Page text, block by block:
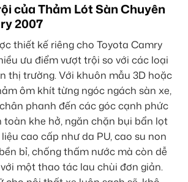
của Thảm Lót Sàn Chuyên
2007
thiết kế riêng cho Toyota Camry
ưu điểm vượt trội so với các loại
thị trường. Với khuôn mẫu 3D hoặc
ôm khít từng ngóc ngách sàn xe,
phanh đến các góc cạnh phức
toàn khe hở, ngăn chặn bụi bẩn lọt
cao cấp như da PU, cao su non
bỉ, chống thấm nước mà còn dễ
một thao tác lau chùi đơn giản.